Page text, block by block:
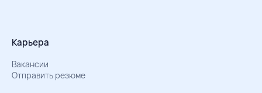
Карьера
Вакансии
Отправить резюме